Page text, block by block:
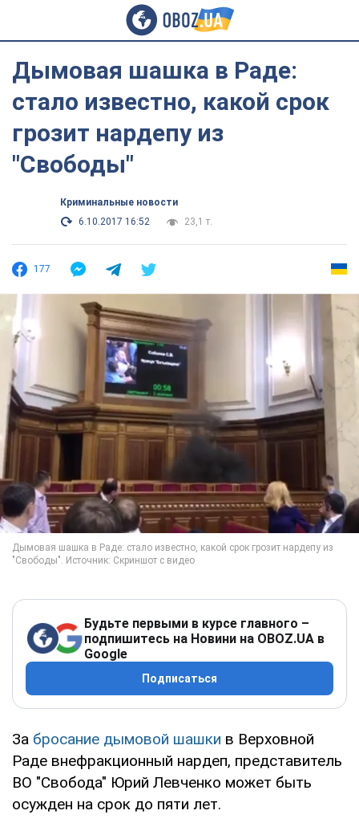
Дымовая шашка в Раде:
стало известно, какой срок
грозит нардепу из
"Свободы"
Криминальные новости
6.10.2017 16:52
23,1 т.
177
Будьте первыми в курсе главного –
подпишитесь на Новини на OBOZ.UA в
Google
Подписаться
За бросание дымовой шашки в Верховной
Раде внефракционный нардеп, представитель
ВО "Свобода" Юрий Левченко может быть
осужден на срок до пяти лет.